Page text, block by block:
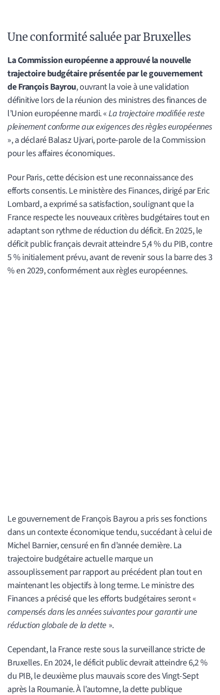
Une conformité saluée par Bruxelles
La Commission européenne a approuvé la nouvelle
trajectoire budgétaire présentée par le gouvernement
de François Bayrou, ouvrant la voie à une validation
définitive lors de la réunion des ministres des finances de
l’Union européenne mardi. «La trajectoire modifiée reste
pleinement conforme aux exigences des règles européennes
», a déclaré Balasz Ujvari, porte-parole de la Commission
pour les affaires économiques.
Pour Paris, cette décision est une reconnaissance des
efforts consentis. Le ministère des Finances, dirigé par Eric
Lombard, a exprimé sa satisfaction, soulignant que la
France respecte les nouveaux critères budgétaires tout en
adaptant son rythme de réduction du déficit. En 2025, le
déficit public français devrait atteindre 5,4 % du PIB, contre
5 % initialement prévu, avant de revenir sous la barre des 3
% en 2029, conformément aux règles européennes.
Le gouvernement de François Bayrou a pris ses fonctions
dans un contexte économique tendu, succédant à celui de
Michel Barnier, censuré en fin d’année dernière. La
trajectoire budgétaire actuelle marque un
assouplissement par rapport au précédent plan tout en
maintenant les objectifs à long terme. Le ministre des
Finances a précisé que les efforts budgétaires seront «
compensés dans les années suivantes pour garantir une
réduction globale de la dette ».
Cependant, la France reste sous la surveillance stricte de
Bruxelles. En 2024, le déficit public devrait atteindre 6,2 %
du PIB, le deuxième plus mauvais score des Vingt-Sept
après la Roumanie. À l’automne, la dette publique